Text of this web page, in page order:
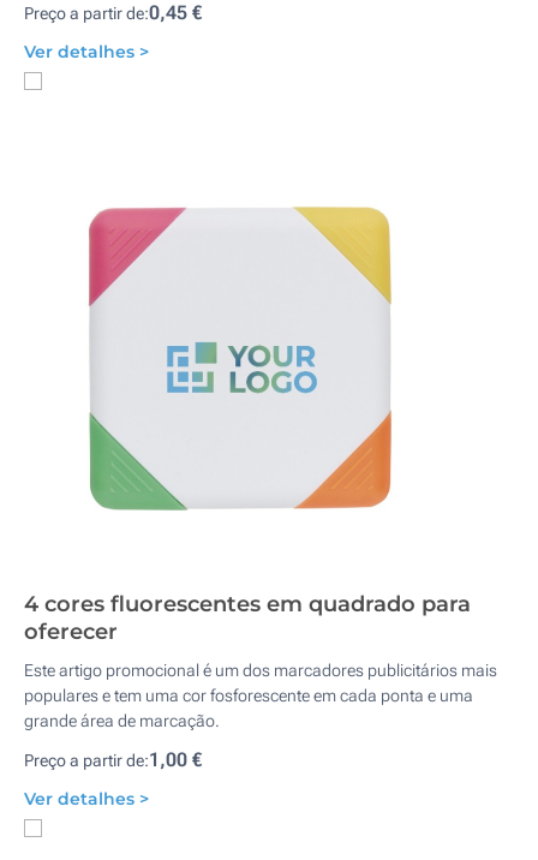
Preço a partir de:0,45 €
Ver detalhes >
4 cores fluorescentes em quadrado para
oferecer
Este artigo promocional é um dos marcadores publicitários mais
populares e tem uma cor fosforescente em cada ponta e uma
grande área de marcação.
Preço a partir de:1,00 €
Ver detalhes >